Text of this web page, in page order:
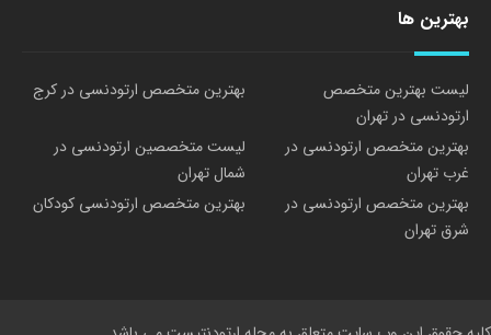
بهترین ها
لیست بهترین متخصص
ارتودنسی در تهران
بهترین متخصص ارتودنسی در کرج
بهترین متخصص ارتودنسی در
غرب تهران
لیست متخصصین ارتودنسی در
شمال تهران
بهترین متخصص ارتودنسی در
شرق تهران
بهترین متخصص ارتودنسی کودکان